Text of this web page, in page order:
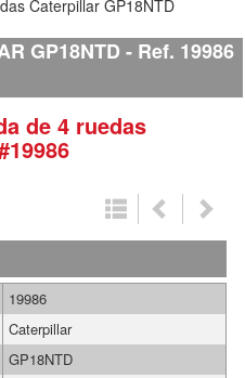
Caterpillar GP18NTD
GP18NTD Ref. 19986
de 4 ruedas
19986
Caterpillar
GP18NTD